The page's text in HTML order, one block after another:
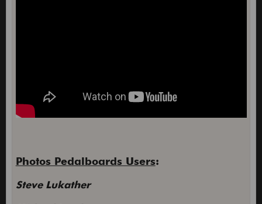
Photos Pedalboards Users:
Steve Lukather